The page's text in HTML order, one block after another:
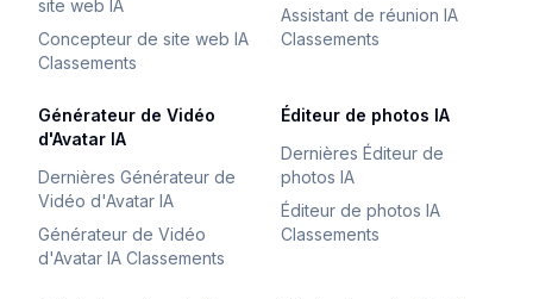
site web IA
Concepteur de site web IA
Classements
Assistant de réunion IA
Classements
Générateur de Vidéo
d'Avatar IA
Dernières Générateur de
Vidéo d'Avatar IA
Générateur de Vidéo
d'Avatar IA Classements
Éditeur de photos IA
Dernières Éditeur de
photos IA
Éditeur de photos IA
Classements